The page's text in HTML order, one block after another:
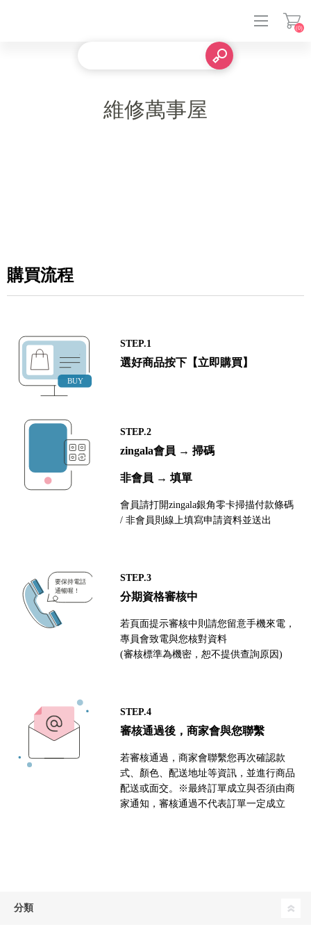
(0)
維修萬事屋
購買流程
STEP.1
選好商品按下【立即購買】
STEP.2
zingala會員 → 掃碼
非會員 → 填單
會員請打開zingala銀角零卡掃描付款條碼
/ 非會員則線上填寫申請資料並送出
STEP.3
分期資格審核中
若頁面提示審核中則請您留意手機來電，
專員會致電與您核對資料
(審核標準為機密，恕不提供查詢原因)
STEP.4
審核通過後，商家會與您聯繫
若審核通過，商家會聯繫您再次確認款
式、顏色、配送地址等資訊，並進行商品
配送或面交。※最終訂單成立與否須由商
家通知，審核通過不代表訂單一定成立
分類